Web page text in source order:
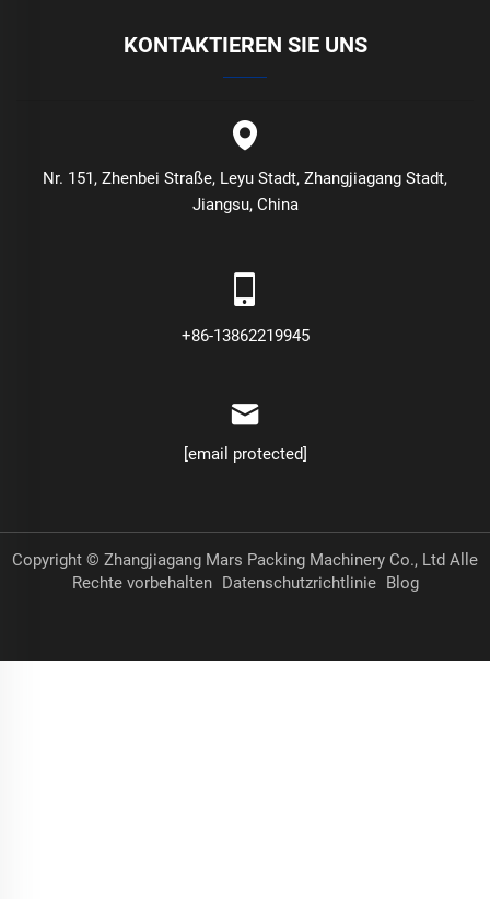
KONTAKTIEREN SIE UNS
Nr. 151, Zhenbei Straße, Leyu Stadt, Zhangjiagang Stadt,
Jiangsu, China
+86-13862219945
[email protected]
Copyright © Zhangjiagang Mars Packing Machinery Co., Ltd Alle
Rechte vorbehalten Datenschutzrichtlinie Blog